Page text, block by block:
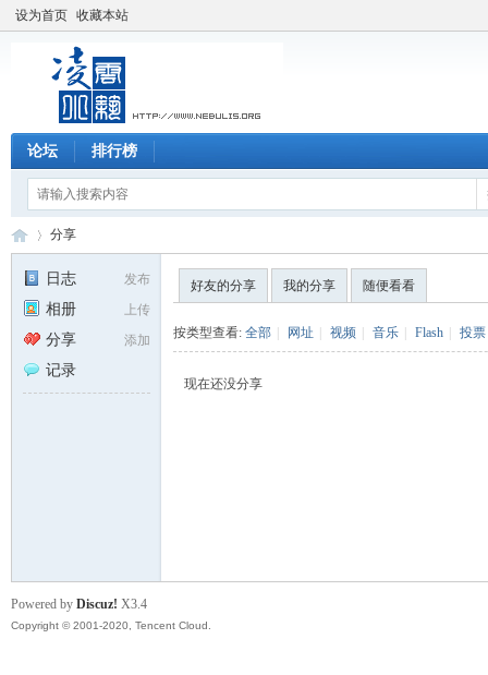
设为首页 收藏本站
论坛 排行榜
分享
发布
日志
上传
相册
添加
分享
记录
好友的分享 我的分享 随便看看
按类型查看: 全部 网址 视频 音乐 Flash 投票
现在还没分享
Powered by Discuz! X3.4
Copyright © 2001-2020, Tencent Cloud.